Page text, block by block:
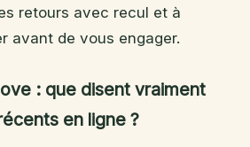
retours avec recul et à
avant de vous engager.
: que disent vraiment
en ligne ?